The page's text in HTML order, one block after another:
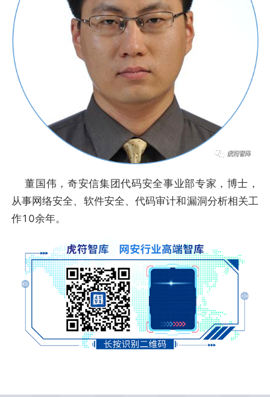
董国伟，奇安信集团代码安全事业部专家，博士，
从事网络安全、软件安全、代码审计和漏洞分析相关工
作10余年。